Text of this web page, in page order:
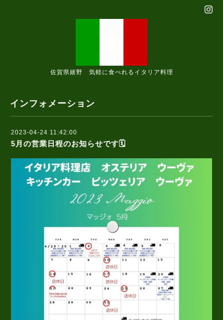
佐賀県嬉野 気軽に食べれるイタリア料理
インフォメーション
2023-04-24 11:42:00
5月の営業日程のお知らせです🗓️